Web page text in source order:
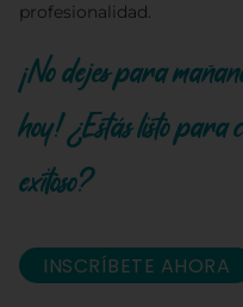
profesionalidad.
¡No dejes para
hoy! ¿Estás listo para
exitoso?
INSCRÍBETE AHORA